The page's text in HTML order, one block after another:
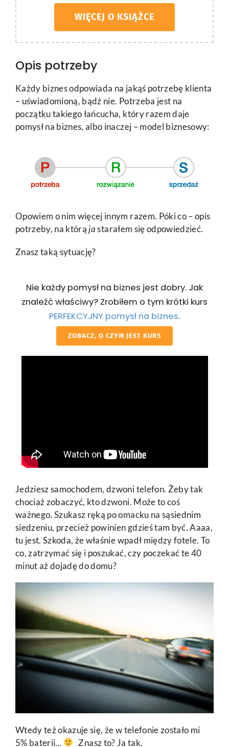
WIĘCEJ O KSIĄŻCE
Opis potrzeby
Każdy biznes odpowiada na jakąś potrzebę klienta
– uświadomioną, bądź nie. Potrzeba jest na
początku takiego łańcucha, który razem daje
pomysł na biznes, albo inaczej – model biznesowy:
Opowiem o nim więcej innym razem. Póki co – opis
potrzeby, na którą jastarałem się odpowiedzieć.
Znasz taką sytuację?
Nie każdy pomysł na biznes jest dobry. Jak
znaleźć właściwy? Zrobiłem o tym krótki kurs
PERFEKCYJNY pomysł na biznes.
ZOBACZ, O CZYM JEST KURS
Jedziesz samochodem, dzwoni telefon. Żeby tak
chociaż zobaczyć, kto dzwoni. Może to coś
ważnego. Szukasz ręką po omacku na sąsiednim
siedzeniu, przecież powinien gdzieś tam być. Aaaa,
tu jest. Szkoda, że właśnie wpadł między fotele. To
co, zatrzymać się i poszukać, czy poczekać te 40
minut aż dojadę do domu?
Wtedy też okazuje się, że w telefonie zostało mi
5% baterii…
Znasz to? Ja tak.